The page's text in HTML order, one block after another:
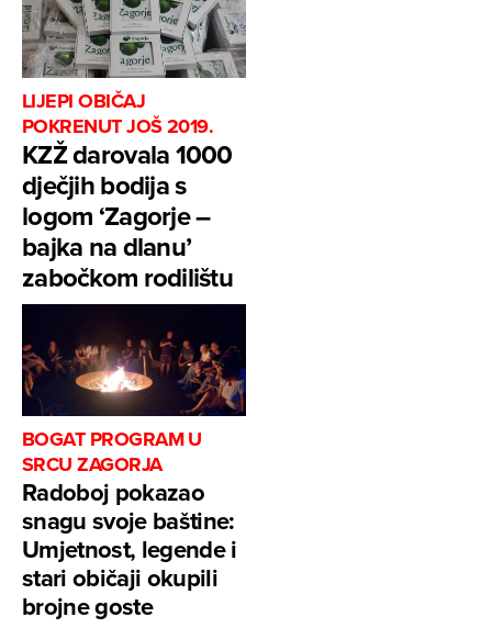
LIJEPI OBIČAJ
POKRENUT JOŠ 2019.
KZŽ darovala 1000
dječjih bodija s
logom ‘Zagorje –
bajka na dlanu’
zabočkom rodilištu
BOGAT PROGRAM U
SRCU ZAGORJA
Radoboj pokazao
snagu svoje baštine:
Umjetnost, legende i
stari običaji okupili
brojne goste